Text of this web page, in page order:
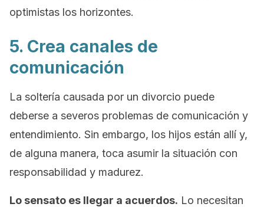
optimistas los horizontes.
5. Crea canales de
comunicación
La soltería causada por un divorcio puede
deberse a severos problemas de comunicación y
entendimiento. Sin embargo, los hijos están allí y,
de alguna manera, toca asumir la situación con
responsabilidad y madurez.
Lo sensato es llegar a acuerdos. Lo necesitan